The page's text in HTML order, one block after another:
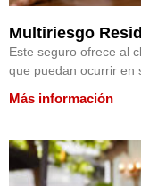
Multiriesgo
Este seguro ofrece al
que puedan ocurrir en
Más información